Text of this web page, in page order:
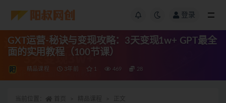
登录
GXT运营-秘诀与变现攻略：3天变现1w+ GPT最全
面的实用教程（100节课）
精品课程 3年前 1 469 28